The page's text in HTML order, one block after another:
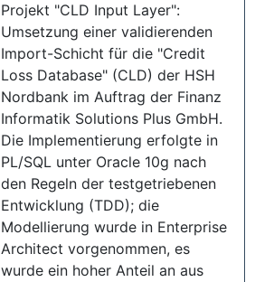
Projekt "CLD Input Layer":
Umsetzung einer validierenden
Import-Schicht für die "Credit
Loss Database" (CLD) der HSH
Nordbank im Auftrag der Finanz
Informatik Solutions Plus GmbH.
Die Implementierung erfolgte in
PL/SQL unter Oracle 10g nach
den Regeln der testgetriebenen
Entwicklung (TDD); die
Modellierung wurde in Enterprise
Architect vorgenommen, es
wurde ein hoher Anteil an aus